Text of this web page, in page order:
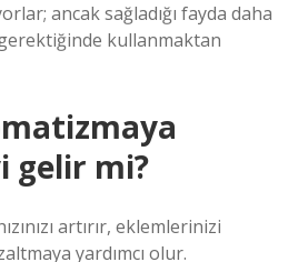
ancak sağladığı fayda daha
kullanmaktan
gelir mi?
artırır, eklemlerinizi
yardımcı olur.